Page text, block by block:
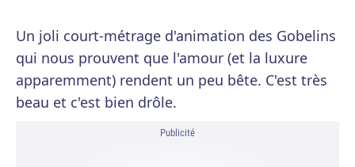
Un joli court-métrage d'animation des Gobelins
qui nous prouvent que l'amour (et la luxure
apparemment) rendent un peu bête. C'est très
beau et c'est bien drôle.
Publicité